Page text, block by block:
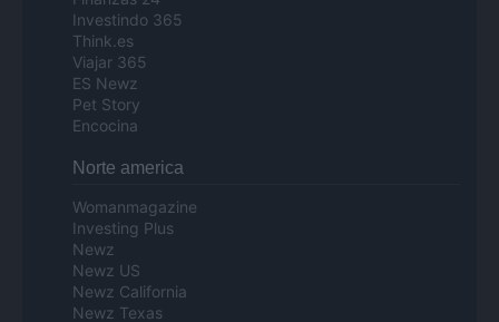
Investindo 365
Think.es
Viajar 365
ES Newz
Pet Story
Encocina
Norte america
Womanmagazine
Investing Plus
Newz
Newz US
Newz California
Newz Texas